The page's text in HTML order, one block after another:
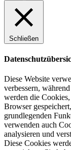
Schließen
Diese Website
verbessern,
werden die
Browser
grundlegenden
verwenden auch
analysieren und
Diese Cookies